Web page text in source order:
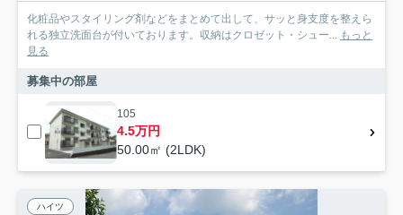
化粧品やスタイリング剤などをまとめて出して、サッと身支度を整えら
れる独立洗面台が付いております。収納はクロゼット・シュー...
もっと
見る
募集中の部屋
105
4.5万円
50.00㎡ (2LDK)
ハイツ